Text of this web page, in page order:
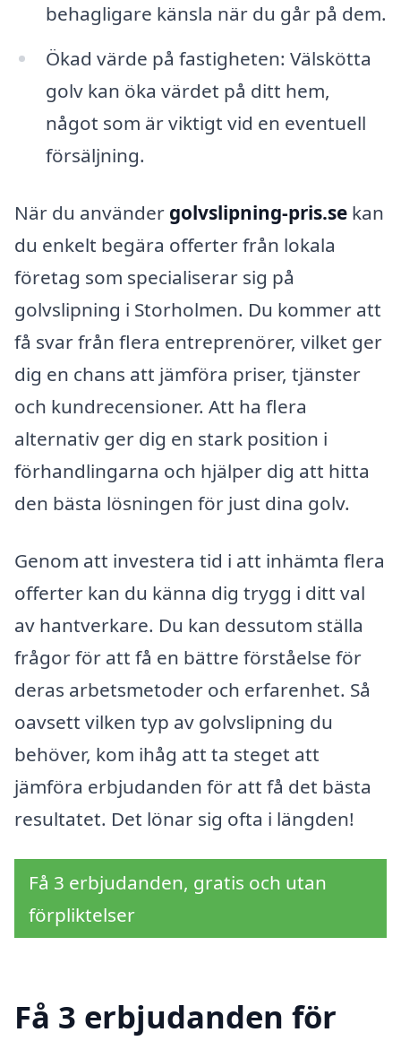
behagligare känsla när du går på dem.
Ökad värde på fastigheten: Välskötta
golv kan öka värdet på ditt hem,
något som är viktigt vid en eventuell
försäljning.
När du använder golvslipning-pris.se kan
du enkelt begära offerter från lokala
företag som specialiserar sig på
golvslipning i Storholmen. Du kommer att
få svar från flera entreprenörer, vilket ger
dig en chans att jämföra priser, tjänster
och kundrecensioner. Att ha flera
alternativ ger dig en stark position i
förhandlingarna och hjälper dig att hitta
den bästa lösningen för just dina golv.
Genom att investera tid i att inhämta flera
offerter kan du känna dig trygg i ditt val
av hantverkare. Du kan dessutom ställa
frågor för att få en bättre förståelse för
deras arbetsmetoder och erfarenhet. Så
oavsett vilken typ av golvslipning du
behöver, kom ihåg att ta steget att
jämföra erbjudanden för att få det bästa
resultatet. Det lönar sig ofta i längden!
Få 3 erbjudanden, gratis och utan
förpliktelser
Få 3 erbjudanden för